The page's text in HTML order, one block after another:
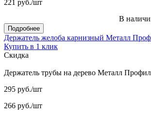
221 руб./шт
В
Подробнее
Держатель желоба карнизный Металл
Купить в 1 клик
Скидка
Держатель трубы на дерево Металл
295 руб./шт
266 руб./шт